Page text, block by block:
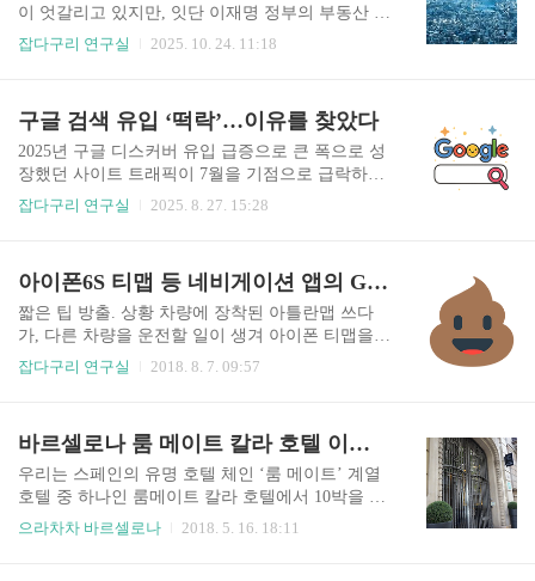
-서울 전 지역의 아파트 가격이 단기간에 급등 ​2.
하락 및 조정기 (2022년 초 ~ 2023년 말)-2022년 초
를 기점으로 상승세가 꺾이고 대부분 지역의 지수
이 두드러짐..
이 엇갈리고 있지만, 잇단 이재명 정부의 부동산 정
책 규제에 따라 시장의 구조적 변화는 예고되어 있
으로 보인다. 이는 장기적으로 일본 부동산 시장과
유사한 흐름과 맥락이 맞닿아 있으며 현재까지 정
부의 기조를 봐도 그렇다. 글로벌 시장 전체의 유동
성 공급에 따른 부의 집중이 고착화됐고, 결국 그들
만의 리그…트로피 부동산의 소유 트렌드는 자본
·용산·성동)으로 대표되는 한강 벨트 지역은 강력
한 대출 ..
잡다구리 연구실 2025. 10. 24. 11:18
구글 검색 유입 ‘떡락’…이유를 찾았다
2025년 구글 디스커버 유입 급증으로 큰 폭으로 성
장했던 사이트 트래픽이 7월을 기점으로 급락하며
이후 좀처럼 회복되지 못하는 상황이 이어졌다. G
영향을 미치긴 했지만, ‘구글 검색 유입’이 이전 기
간 대비 절반 수준으로 급감하며 전체 트래픽 하락
을 주도했다. 특히 유입 채널 차트로 살펴본 추이가
과거와는 완전히 다른 양상을 보여 놀랐다. 그 동안
디스커버와 검색 유입의 성장이 유사한 그래프를
터였을까. 왜 검색 유입은 이렇게 극심한 떡락의 길
로 ..
잡다구리 연구실 2025. 8. 27. 15:28
아이폰6S 티맵 등 네비게이션 앱의 GPS 문제 해결
짧은 팁 방출. 상황 차량에 장착된 아틀란맵 쓰다
가, 다른 차량을 운전할 일이 생겨 아이폰 티맵을
실행했는데, GPS를 수신 못하는 문제가 발생. 다른
예측. 유독 티맵 등 네비게이션 앱에서만 문제 발
생. 확실히 뭔가 소프트웨어적으로 문제가 있는 듯
하여 티맵을 삭제 후 재설치했는데 동일 증상 ㅠ_
ㅠ 엉엉우럭따 그래서 이것저것 다 해보다가 드디
어 해결방법을 찾아 블로그에 방출 비행기모드 실
잡다구리 연구실 2018. 8. 7. 09:57
바르셀로나 룸 메이트 칼라 호텔 이야기 ③
우리는 스페인의 유명 호텔 체인 ‘룸 메이트’ 계열
호텔 중 하나인 룸메이트 칼라 호텔에서 10박을 했
다. 룸 메이트 호텔을 선택한 이유는 친절, 또 친절
으라차차 바르셀로나 2018. 5. 16. 18:11